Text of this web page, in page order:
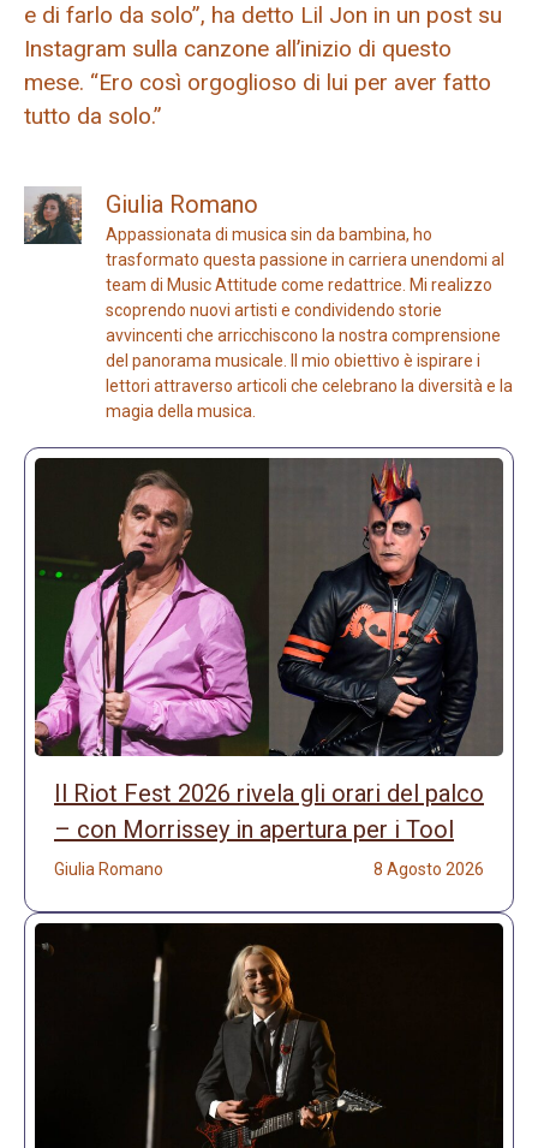
e di farlo da solo”, ha detto Lil Jon in un post su
Instagram sulla canzone all’inizio di questo
mese. “Ero così orgoglioso di lui per aver fatto
tutto da solo.”
Giulia Romano
Appassionata di musica sin da bambina, ho
trasformato questa passione in carriera unendomi al
team di Music Attitude come redattrice. Mi realizzo
scoprendo nuovi artisti e condividendo storie
avvincenti che arricchiscono la nostra comprensione
del panorama musicale. Il mio obiettivo è ispirare i
lettori attraverso articoli che celebrano la diversità e la
magia della musica.
Il Riot Fest 2026 rivela gli orari del palco
– con Morrissey in apertura per i Tool
Giulia Romano 8 Agosto 2026